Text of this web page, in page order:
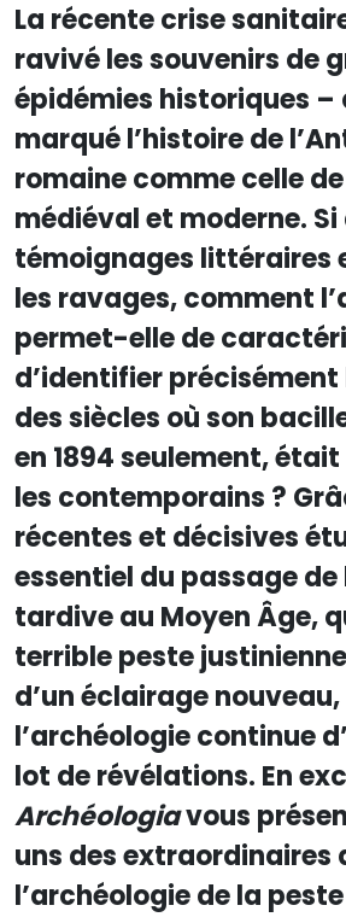
La récente crise
ravivé les souvenirs de
épidémies historiques –
marqué l’histoire de
romaine comme celle
médiéval et moderne.
témoignages littéraires
les ravages, comment
permet-elle de
d’identifier précisément
des siècles où son
en 1894 seulement,
les contemporains ?
récentes et décisives
essentiel du passage
tardive au Moyen Âge,
terrible peste
d’un éclairage
l’archéologie continue
lot de révélations. En
Archéologiavous
uns des extraordinaires
l’archéologie de la